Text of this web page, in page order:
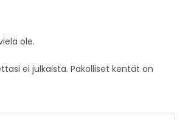
ole.
ei julkaista. Pakolliset kentät on